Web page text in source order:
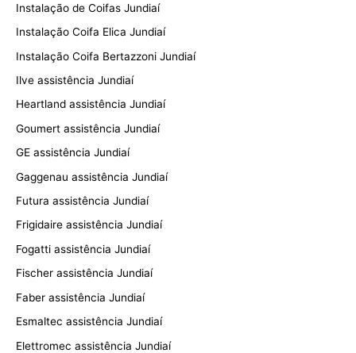
Instalação de Coifas Jundiaí
Instalação Coifa Elica Jundiaí
Instalação Coifa Bertazzoni Jundiaí
Ilve assistência Jundiaí
Heartland assistência Jundiaí
Goumert assistência Jundiaí
GE assistência Jundiaí
Gaggenau assistência Jundiaí
Futura assistência Jundiaí
Frigidaire assistência Jundiaí
Fogatti assistência Jundiaí
Fischer assistência Jundiaí
Faber assistência Jundiaí
Esmaltec assistência Jundiaí
Elettromec assistência Jundiaí